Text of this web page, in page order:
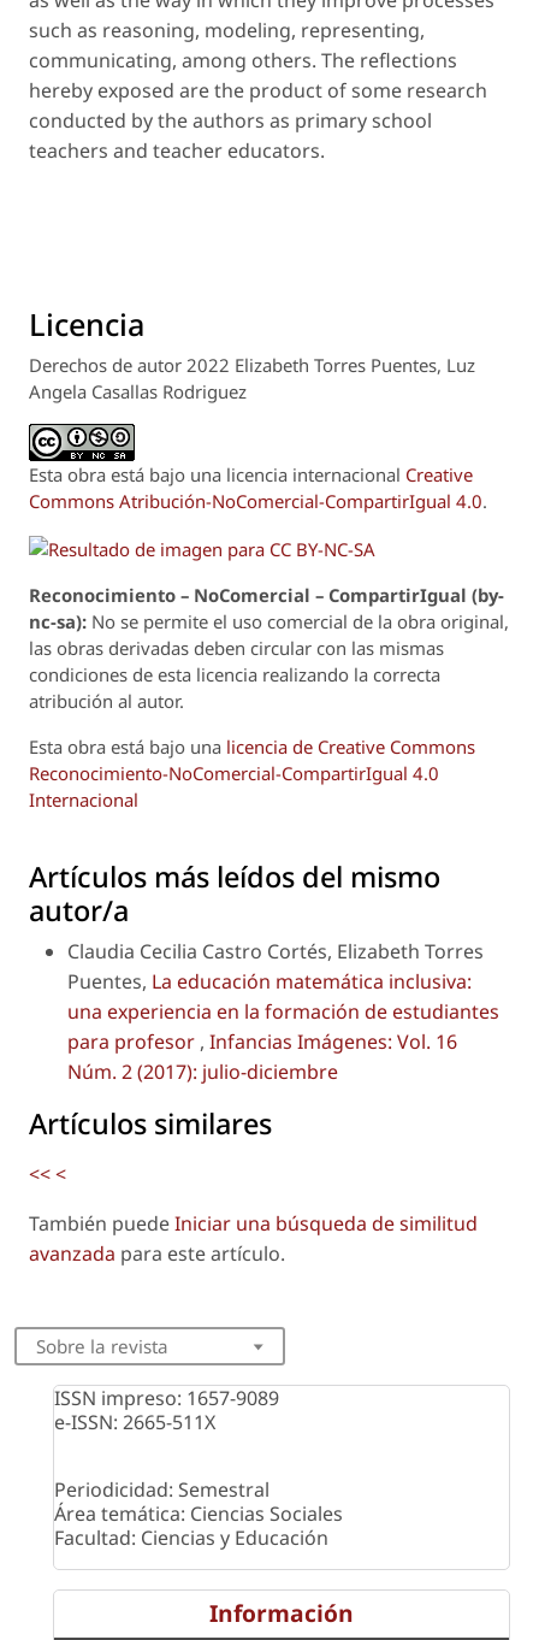
such as reasoning, modeling, representing,
communicating, among others. The reflections
hereby exposed are the product of some research
conducted by the authors as primary school
teachers and teacher educators.
Licencia
Derechos de autor 2022 Elizabeth Torres Puentes, Luz
Angela Casallas Rodriguez
Esta obra está bajo una licencia internacional Creative
Commons Atribución-NoComercial-CompartirIgual 4.0.
Reconocimiento – NoComercial – CompartirIgual (by-
nc-sa): No se permite el uso comercial de la obra original,
las obras derivadas deben circular con las mismas
condiciones de esta licencia realizando la correcta
atribución al autor.
Esta obra está bajo una licencia de Creative Commons
Reconocimiento-NoComercial-CompartirIgual 4.0
Internacional
Artículos más leídos del mismo
autor/a
Claudia Cecilia Castro Cortés, Elizabeth Torres
Puentes, La educación matemática inclusiva:
una experiencia en la formación de estudiantes
para profesor , Infancias Imágenes: Vol. 16
Núm. 2 (2017): julio-diciembre
Artículos similares
<<<
También puedeIniciar una búsqueda de similitud
avanzada para este artículo.
Sobre la revista
ISSN impreso: 1657-9089
e-ISSN: 2665-511X
Periodicidad: Semestral
Área temática: Ciencias Sociales
Facultad: Ciencias y Educación
Información